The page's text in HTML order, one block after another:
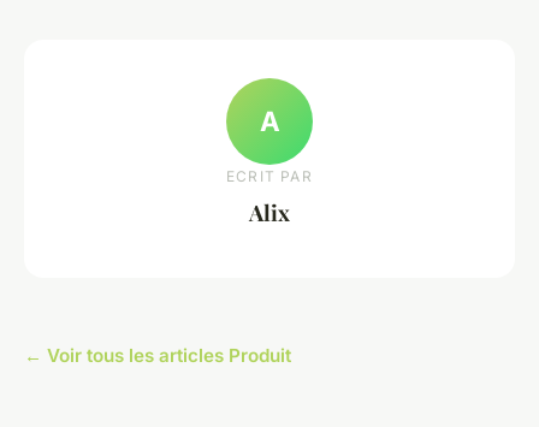
A
ECRIT PAR
Alix
← Voir tous les articles Produit